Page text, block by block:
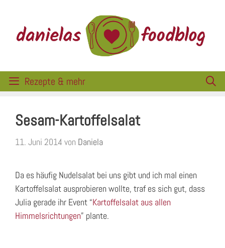
springen
Rezepte & mehr
Sesam-Kartoffelsalat
11. Juni 2014 von Daniela
Da es häufig Nudelsalat bei uns gibt und ich mal einen
Kartoffelsalat ausprobieren wollte, traf es sich gut, dass
Julia gerade ihr Event “Kartoffelsalat aus allen
Himmelsrichtungen” plante.